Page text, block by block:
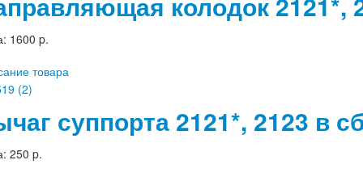
1600 p.
товара
суппорта 2121*, 2123 в
250 p.